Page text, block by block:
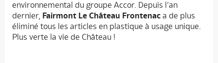
environnemental du groupe Accor. Depuis l’an
dernier, Fairmont Le Château Frontenac a de plus
éliminé tous les articles en plastique à usage unique.
Plus verte la vie de Château !